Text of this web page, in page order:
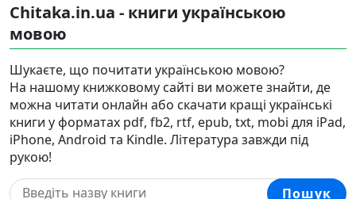
Chitaka.in.ua - книги українською
мовою
Шукаєте, що почитати українською мовою?
На нашому книжковому сайті ви можете знайти, де
можна читати онлайн або скачати кращі українські
книги у форматах pdf, fb2, rtf, epub, txt, mobi для iPad,
iPhone, Android та Kindle. Література завжди під
рукою!
Пошук